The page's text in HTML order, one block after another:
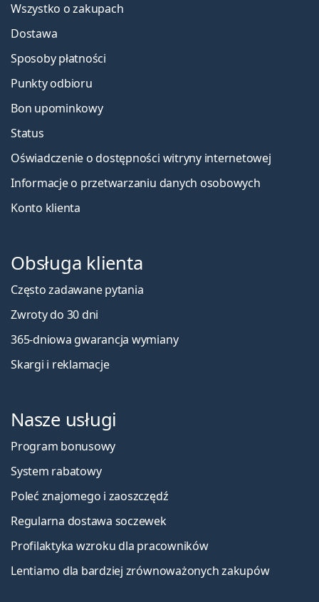
Wszystko o zakupach
Dostawa
Sposoby płatności
Punkty odbioru
Bon upominkowy
Status
Oświadczenie o dostępności witryny internetowej
Informacje o przetwarzaniu danych osobowych
Konto klienta
Obsługa klienta
Często zadawane pytania
Zwroty do 30 dni
365-dniowa gwarancja wymiany
Skargi i reklamacje
Nasze usługi
Program bonusowy
System rabatowy
Poleć znajomego i zaoszczędź
Regularna dostawa soczewek
Profilaktyka wzroku dla pracowników
Lentiamo dla bardziej zrównoważonych zakupów